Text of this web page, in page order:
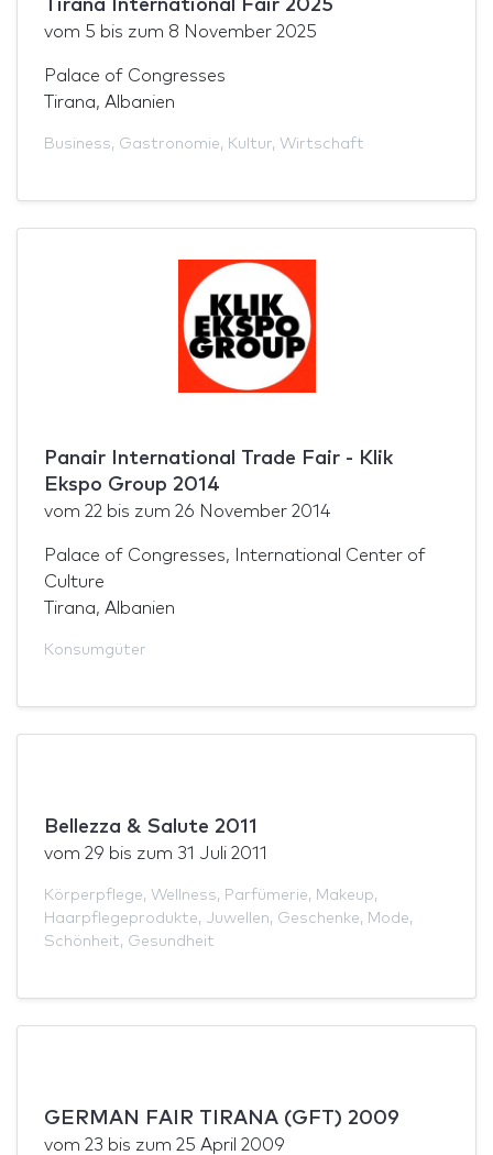
Tirana International Fair 2025
vom 5 bis zum 8 November 2025
Palace of Congresses
Tirana, Albanien
Business, Gastronomie, Kultur, Wirtschaft
Panair International Trade Fair - Klik
Ekspo Group 2014
vom 22 bis zum 26 November 2014
Palace of Congresses, International Center of
Culture
Tirana, Albanien
Konsumgüter
Bellezza & Salute 2011
vom 29 bis zum 31 Juli 2011
Körperpflege, Wellness, Parfümerie, Makeup,
Haarpflegeprodukte, Juwellen, Geschenke, Mode,
Schönheit, Gesundheit
GERMAN FAIR TIRANA (GFT) 2009
vom 23 bis zum 25 April 2009